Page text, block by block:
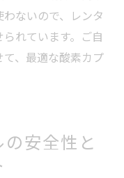
ないので、レンタ
れています。ご自
、最適な酸素カプ
安全性と